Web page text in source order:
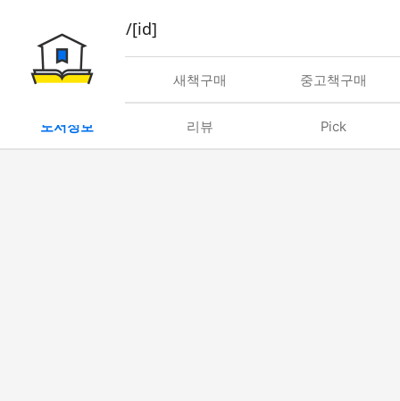
book/rent/[id]
대여 새책구매 중고책구매
도서정보 리뷰 Pick